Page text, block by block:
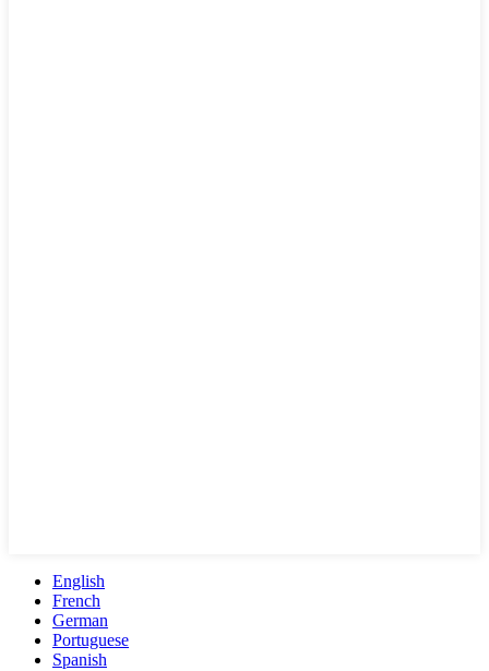
English
French
German
Portuguese
Spanish